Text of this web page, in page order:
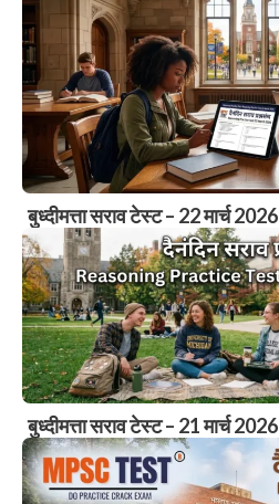
बुध्दीमत्ता सराव टेस्ट – 22 मार्च 2026
बुध्दीमत्ता सराव टेस्ट – 21 मार्च 2026